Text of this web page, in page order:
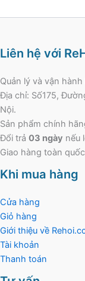
Liên hệ với
Quản lý và vận
Địa chỉ: Số175,
Nội.
Sản phẩm chính
Đổi trả 03 ngày nếu
Giao hàng toàn
Khi mua hàng
Cửa hàng
Giỏ hàng
Giới thiệu về
Tài khoản
Thanh toán